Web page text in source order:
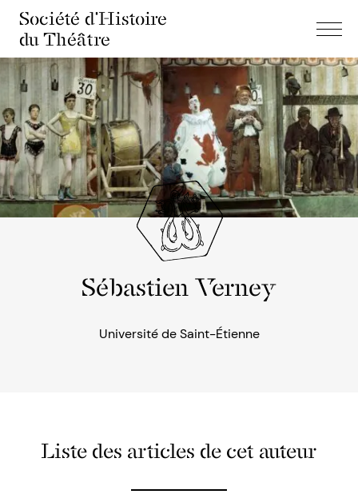
Société d'Histoire
du Théâtre
Sébastien Verney
Université de Saint-Étienne
Liste des articles de cet auteur